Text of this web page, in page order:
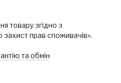
товару згідно з
прав споживачів».
та обмін